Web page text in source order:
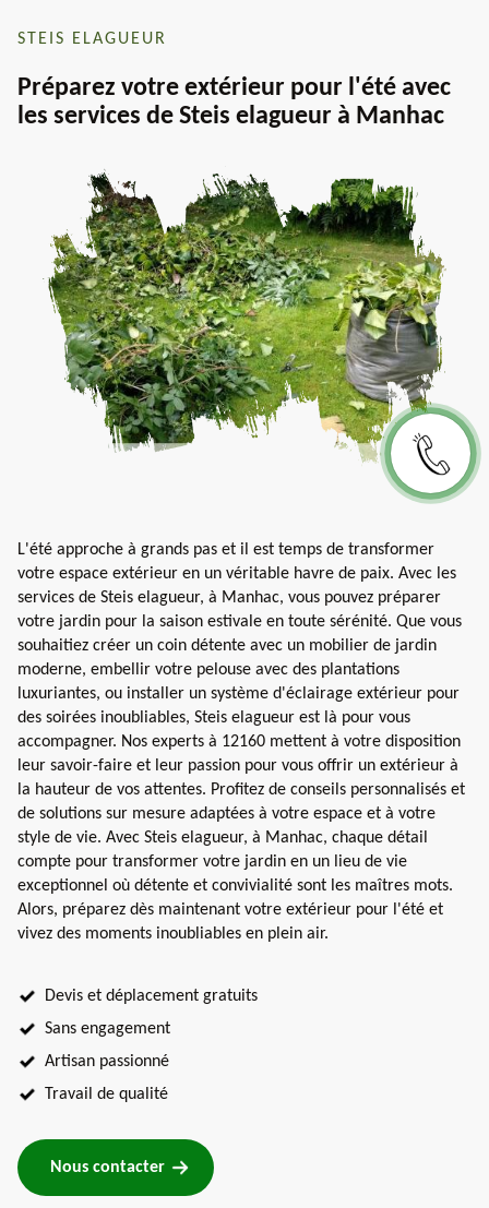
STEIS ELAGUEUR
Préparez votre extérieur pour l'été avec
les services de Steis elagueur à Manhac
L'été approche à grands pas et il est temps de transformer
votre espace extérieur en un véritable havre de paix. Avec les
services de Steis elagueur, à Manhac, vous pouvez préparer
votre jardin pour la saison estivale en toute sérénité. Que vous
souhaitiez créer un coin détente avec un mobilier de jardin
moderne, embellir votre pelouse avec des plantations
luxuriantes, ou installer un système d'éclairage extérieur pour
des soirées inoubliables, Steis elagueur est là pour vous
accompagner. Nos experts à 12160 mettent à votre disposition
leur savoir-faire et leur passion pour vous offrir un extérieur à
la hauteur de vos attentes. Profitez de conseils personnalisés et
de solutions sur mesure adaptées à votre espace et à votre
style de vie. Avec Steis elagueur, à Manhac, chaque détail
compte pour transformer votre jardin en un lieu de vie
exceptionnel où détente et convivialité sont les maîtres mots.
Alors, préparez dès maintenant votre extérieur pour l'été et
vivez des moments inoubliables en plein air.
Devis et déplacement gratuits
Sans engagement
Artisan passionné
Travail de qualité
Nous contacter